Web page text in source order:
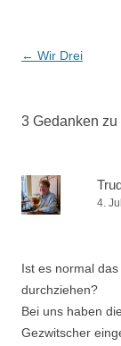
Beitrags-
← Wir Drei
3 Gedanken zu
4.
Ist es normal
durchziehen?
Bei uns haben
Gezwitscher